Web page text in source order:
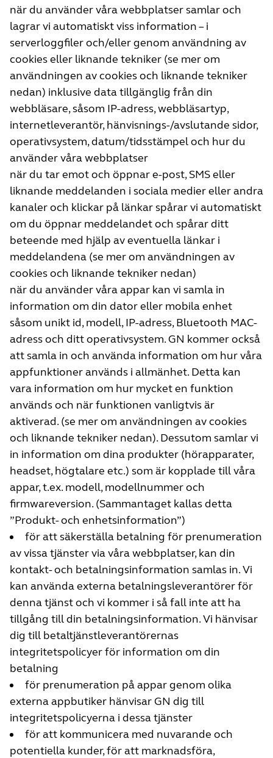
när du använder våra webbplatser samlar och
lagrar vi automatiskt viss information – i
serverloggfiler och/eller genom användning av
cookies eller liknande tekniker (se mer om
användningen av cookies och liknande tekniker
nedan) inklusive data tillgänglig från din
webbläsare, såsom IP-adress, webbläsartyp,
internetleverantör, hänvisnings-/avslutande sidor,
operativsystem, datum/tidsstämpel och hur du
använder våra webbplatser
när du tar emot och öppnar e-post, SMS eller
liknande meddelanden i sociala medier eller andra
kanaler och klickar på länkar spårar vi automatiskt
om du öppnar meddelandet och spårar ditt
beteende med hjälp av eventuella länkar i
meddelandena (se mer om användningen av
cookies och liknande tekniker nedan)
när du använder våra appar kan vi samla in
information om din dator eller mobila enhet
såsom unikt id, modell, IP-adress, Bluetooth MAC-
adress och ditt operativsystem. GN kommer också
att samla in och använda information om hur våra
appfunktioner används i allmänhet. Detta kan
vara information om hur mycket en funktion
används och när funktionen vanligtvis är
aktiverad. (se mer om användningen av cookies
och liknande tekniker nedan). Dessutom samlar vi
in information om dina produkter (hörapparater,
headset, högtalare etc.) som är kopplade till våra
appar, t.ex. modell, modellnummer och
firmwareversion. (Sammantaget kallas detta
”Produkt- och enhetsinformation”)
för att säkerställa betalning för prenumeration
av vissa tjänster via våra webbplatser, kan din
kontakt- och betalningsinformation samlas in. Vi
kan använda externa betalningsleverantörer för
denna tjänst och vi kommer i så fall inte att ha
tillgång till din betalningsinformation. Vi hänvisar
dig till betaltjänstleverantörernas
integritetspolicyer för information om din
betalning
för prenumeration på appar genom olika
externa appbutiker hänvisar GN dig till
integritetspolicyerna i dessa tjänster
för att kommunicera med nuvarande och
potentiella kunder, för att marknadsföra,